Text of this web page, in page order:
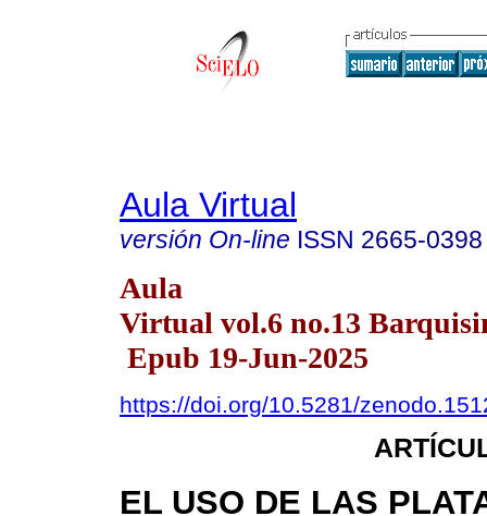
Aula Virtual
versión On-line ISSN 2665-0398
Aula
Virtual vol.6 no.13
Epub 19-Jun-2025
https://doi.org/10.5281/
EL USO DE LAS